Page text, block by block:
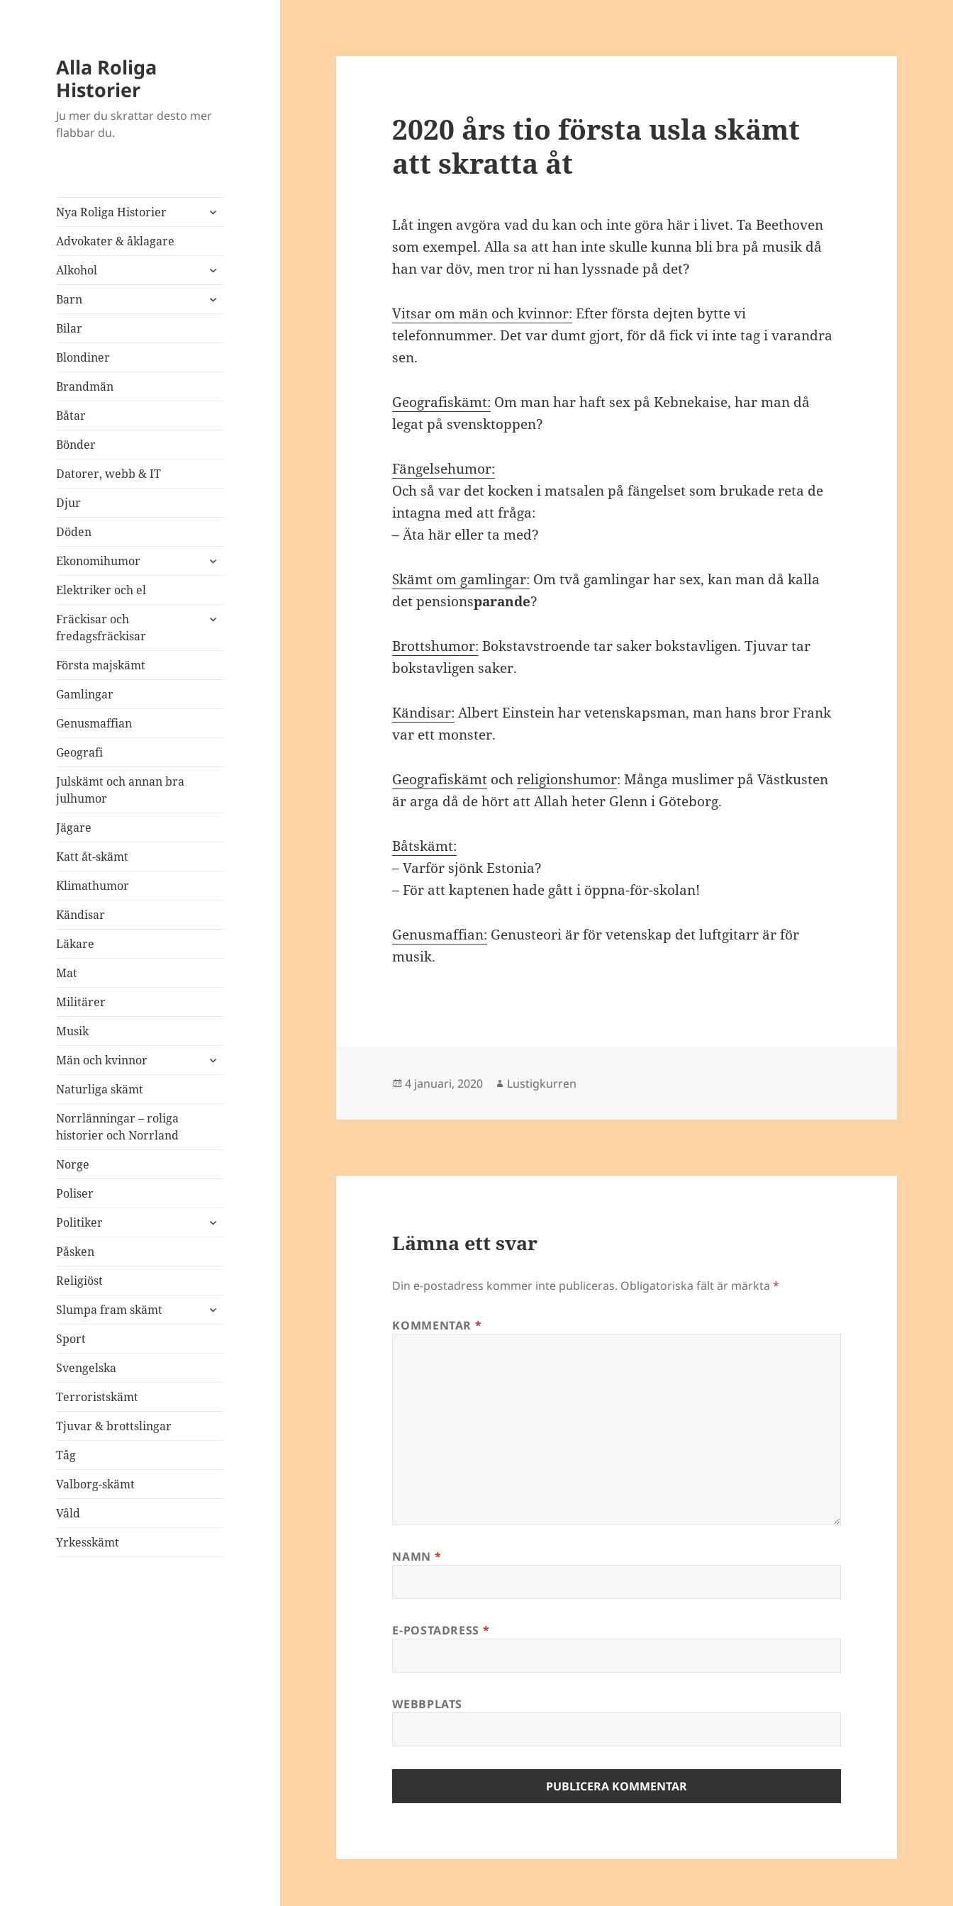
Alla Roliga
Historier
Ju mer du skrattar desto mer
flabbar du.
Nya Roliga Historier
expandera
Advokater & åklagare
Alkohol
expandera
Barn
expandera
Bilar
Blondiner
Brandmän
Båtar
Bönder
Datorer, webb & IT
Djur
Döden
Ekonomihumor
expandera
Elektriker och el
Fräckisar och
fredagsfräckisar
expandera
Första majskämt
Gamlingar
Genusmaffian
Geografi
Julskämt och annan bra
julhumor
Jägare
Katt åt-skämt
Klimathumor
Kändisar
Läkare
Mat
Militärer
Musik
Män och kvinnor
expandera
Naturliga skämt
Norrlänningar – roliga
historier och Norrland
Norge
Poliser
Politiker
expandera
Påsken
Religiöst
Slumpa fram skämt
expandera
Sport
Svengelska
Terroristskämt
Tjuvar & brottslingar
Tåg
Valborg-skämt
Våld
Yrkesskämt
2020 års tio första usla skämt
att skratta åt
Låt ingen avgöra vad du kan och inte göra här i livet. Ta Beethoven
som exempel. Alla sa att han inte skulle kunna bli bra på musik då
han var döv, men tror ni han lyssnade på det?
Vitsar om män och kvinnor: Efter första dejten bytte vi
telefonnummer. Det var dumt gjort, för då fick vi inte tag i varandra
sen.
Geografiskämt: Om man har haft sex på Kebnekaise, har man då
legat på svensktoppen?
Fängelsehumor:
Och så var det kocken i matsalen på fängelset som brukade reta de
intagna med att fråga:
– Äta här eller ta med?
Skämt om gamlingar: Om två gamlingar har sex, kan man då kalla
det pensionsparande?
Brottshumor: Bokstavstroende tar saker bokstavligen. Tjuvar tar
bokstavligen saker.
Kändisar: Albert Einstein har vetenskapsman, man hans bror Frank
var ett monster.
Geografiskämt ochreligionshumor: Många muslimer på Västkusten
är arga då de hört att Allah heter Glenn i Göteborg.
Båtskämt:
– Varför sjönk Estonia?
– För att kaptenen hade gått i öppna-för-skolan!
Genusmaffian: Genusteori är för vetenskap det luftgitarr är för
musik.
Postat
4 januari, 2020 Författare
Lustigkurren
Lämna ett svar
Din e-postadress kommer inte publiceras. Obligatoriska fält är märkta*
KOMMENTAR *
NAMN *
E-POSTADRESS *
WEBBPLATS